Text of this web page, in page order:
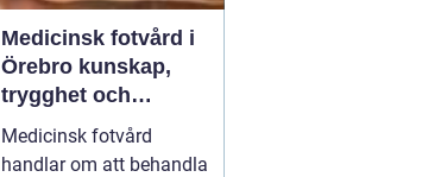
Medicinsk fotvård i
Örebro kunskap,
trygghet och
vardagskomfort
Medicinsk fotvård
handlar om att behandla